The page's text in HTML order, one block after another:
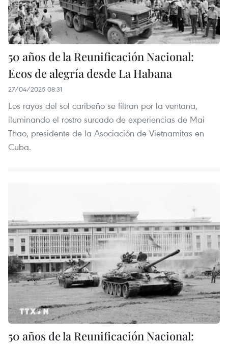
50 años de la Reunificación Nacional:
Ecos de alegría desde La Habana
27/04/2025 08:31
Los rayos del sol caribeño se filtran por la ventana,
iluminando el rostro surcado de experiencias de Mai
Thao, presidente de la Asociación de Vietnamitas en
Cuba.
50 años de la Reunificación Nacional: